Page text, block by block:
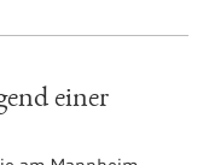
einer